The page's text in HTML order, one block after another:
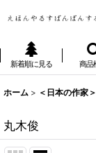
新着順に見る 商品
ホーム > ＜日本の作家
丸木俊